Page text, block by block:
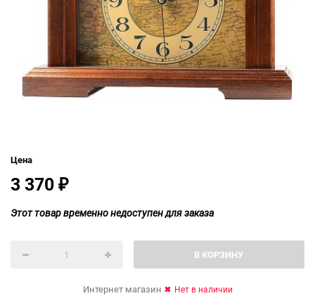
Цена
3 370 ₽
Этот товар временно недоступен для заказа
В КОРЗИНУ
Интернет магазин Нет в наличии